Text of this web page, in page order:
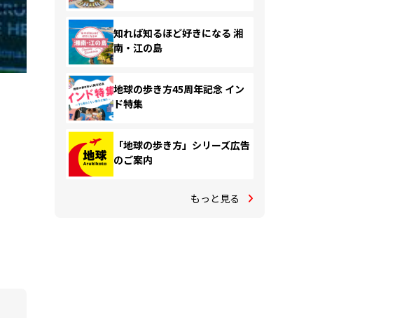
知れば知るほど好きになる 湘
南・江の島
地球の歩き方45周年記念 イン
ド特集
「地球の歩き方」シリーズ広告
のご案内
もっと見る